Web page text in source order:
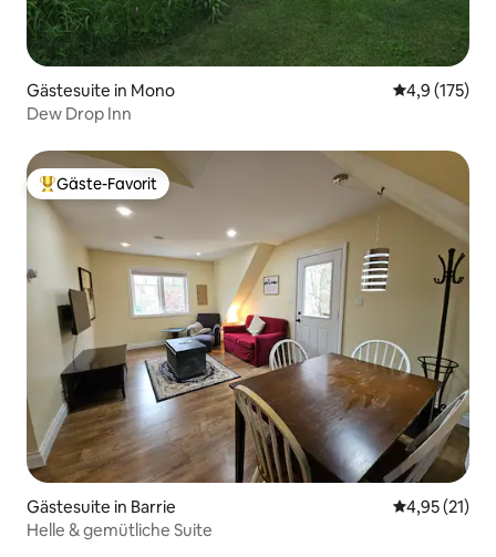
Gästesuite in Mono
4,9 (175)
Dew Drop Inn
Beliebter Gäste-Favorit.
Gäste-Favorit
Gästesuite in Barrie
4,95 (21)
Helle & gemütliche Suite